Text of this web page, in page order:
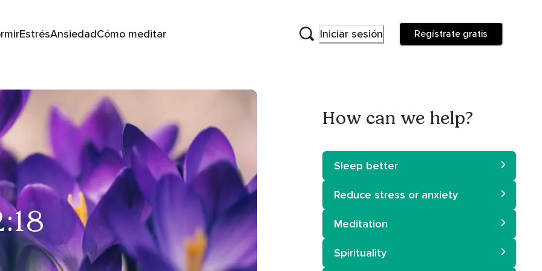
EstrésAnsiedadCómo meditar Iniciar sesión Regístrate gratis
How can we help?
Sleep better
Reduce stress or anxiety
Meditation
Spirituality